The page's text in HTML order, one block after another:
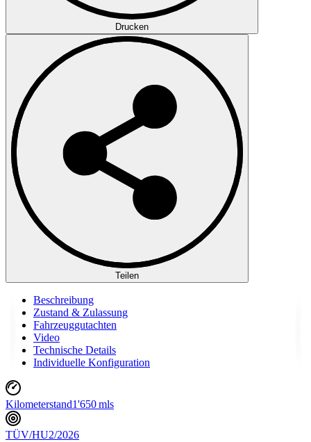
Drucken
Teilen
Beschreibung
Zustand & Zulassung
Fahrzeuggutachten
Video
Technische Details
Individuelle Konfiguration
Kilometerstand1'650 mls
TÜV/HU2/2026